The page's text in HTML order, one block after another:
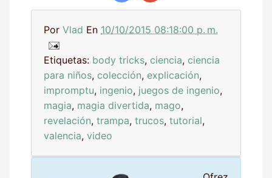
Por Vlad En 10/10/2015 08:18:00 p. m.
Etiquetas: body tricks, ciencia, ciencia
para niños, colección, explicación,
impromptu, ingenio, juegos de ingenio,
magia, magia divertida, mago,
revelación, trampa, trucos, tutorial,
valencia, video